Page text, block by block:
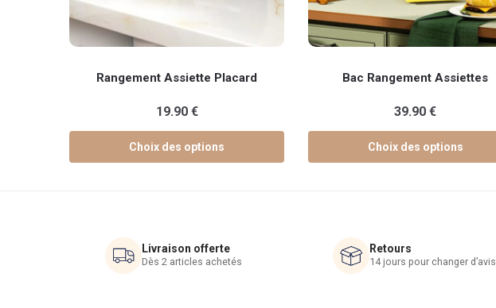
Rangement Assiette Placard
19.90 €
Choix des options
produit
Les
Bac Rangement Assiettes
39.90€
Choix des options
produit
Les
choisies
Livraison offerte
Dès 2 articles achetés
Retours
14 jours pour changer d’avis